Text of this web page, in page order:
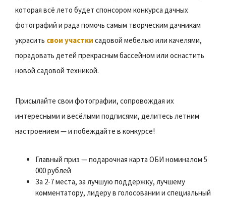
которая всё лето будет спонсором конкурса дачных
фотографий и рада помочь самым творческим дачникам
украсить свои участки садовой мебелью или качелями,
порадовать детей прекрасным бассейном или оснастить
новой садовой техникой.
Присылайте свои фотографии, сопровождая их
интересными и весёлыми подписями, делитесь летним
настроением — и побеждайте в конкурсе!
Главный приз — подарочная карта ОБИ номиналом 5
000 рублей
За 2-7 места, за лучшую поддержку, лучшему
комментатору, лидеру в голосовании и специальный